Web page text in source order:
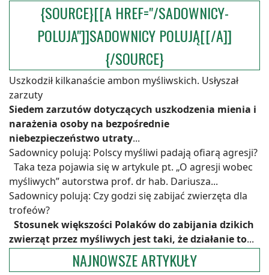
{SOURCE}[[A HREF="/SADOWNICY-
POLUJA"]]SADOWNICY POLUJĄ[[/A]]
{/SOURCE}
Uszkodził kilkanaście ambon myśliwskich. Usłyszał
zarzuty
Siedem zarzutów dotyczących uszkodzenia mienia i
narażenia osoby na bezpośrednie
niebezpieczeństwo utraty...
Sadownicy polują: Polscy myśliwi padają ofiarą agresji?
Taka teza pojawia się w artykule pt. „O agresji wobec
myśliwych” autorstwa prof. dr hab. Dariusza...
Sadownicy polują: Czy godzi się zabijać zwierzęta dla
trofeów?
Stosunek większości Polaków do zabijania dzikich
zwierząt przez myśliwych jest taki, że działanie to...
NAJNOWSZE ARTYKUŁY